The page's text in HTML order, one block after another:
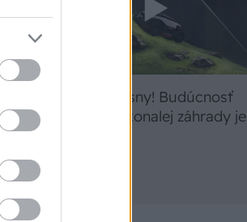
Žite svoje sny! Budúcnosť
údržby dokonalej záhrady je